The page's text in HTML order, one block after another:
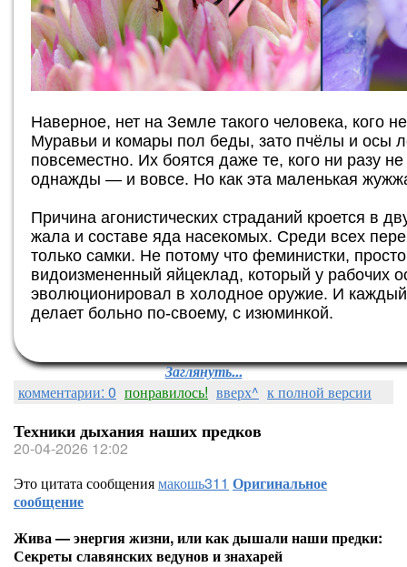
Наверное, нет на Земле такого человека, кого
Муравьи и комары пол беды, зато пчёлы и осы
повсеместно. Их боятся даже те, кого ни разу
однажды — и вовсе. Но как эта маленькая
Причина агонистических страданий кроется в
жала и составе яда насекомых. Среди всех
только самки. Не потому что феминистки,
видоизмененный яйцеклад, который у рабочих
эволюционировал в холодное оружие. И каждый
делает больно по-своему, с изюминкой.
Заглянуть...
комментарии: 0 понравилось! вверх^ к полной версии
Техники дыхания наших предков
20-04-2026 12:02
Это цитата сообщениямакошь311 Оригинальное
сообщение
Жива — энергия жизни, или как дышали наши предки:
Секреты славянских ведунов и знахарей